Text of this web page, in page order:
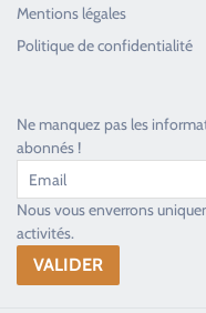
Mentions légales
Politique de confidentialité
Ne manquez pas les
abonnés !
Nous vous enverrons
activités.
Toujours heureux